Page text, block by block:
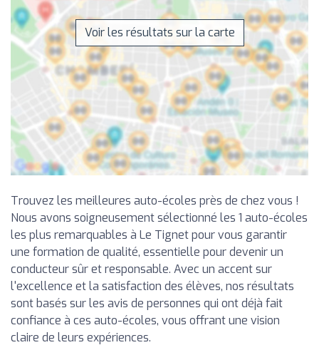
Voir les résultats sur la carte
Trouvez les meilleures auto-écoles près de chez vous !
Nous avons soigneusement sélectionné les 1 auto-écoles
les plus remarquables à Le Tignet pour vous garantir
une formation de qualité, essentielle pour devenir un
conducteur sûr et responsable. Avec un accent sur
l'excellence et la satisfaction des élèves, nos résultats
sont basés sur les avis de personnes qui ont déjà fait
confiance à ces auto-écoles, vous offrant une vision
claire de leurs expériences.